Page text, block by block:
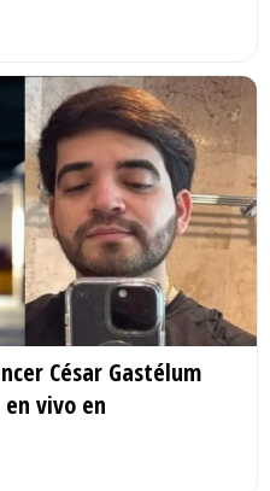
César Gastélum
vivo en